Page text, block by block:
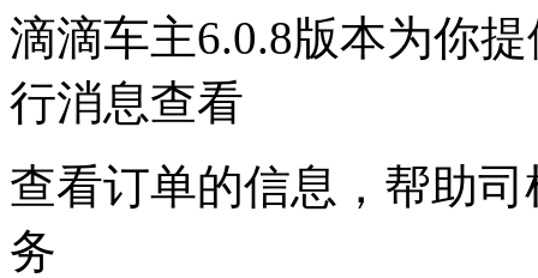
滴滴车主6.0.8版本为你
行消息查看
查看订单的信息，帮助
务